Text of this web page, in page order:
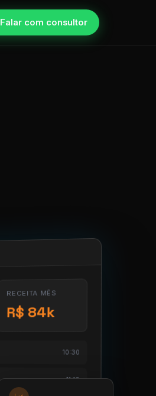
Falar com consultor
RECEITA MÊS
R$ 84k
10:30
11:15